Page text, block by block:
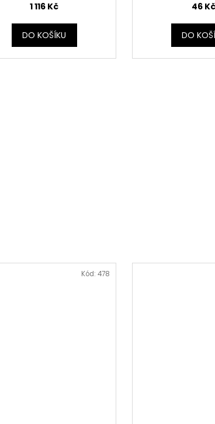
1 116 Kč
DO KOŠÍKU
46 Kč
DO
Kód: 478